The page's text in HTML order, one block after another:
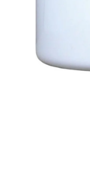
PROVIZNÍ SYSTÉM